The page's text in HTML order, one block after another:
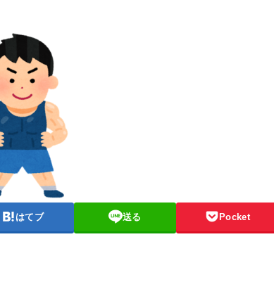
はてブ 送る Pocket